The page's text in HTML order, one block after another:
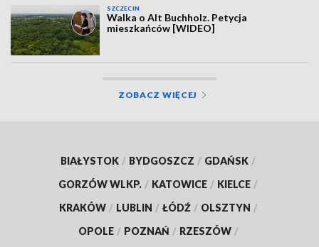
SZCZECIN
Walka o Alt Buchholz. Petycja
mieszkańców [WIDEO]
ZOBACZ WIĘCEJ
BIAŁYSTOK / BYDGOSZCZ / GDAŃSK /
GORZÓW WLKP. / KATOWICE / KIELCE /
KRAKÓW / LUBLIN / ŁÓDŹ / OLSZTYN /
OPOLE / POZNAŃ / RZESZÓW /